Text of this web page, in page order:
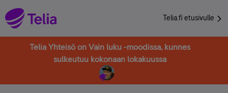
Telia.fi etusivulle
Telia Yhteisö on Vain luku -moodissa, kunnes
sulkeutuu kokonaan lokakuussa